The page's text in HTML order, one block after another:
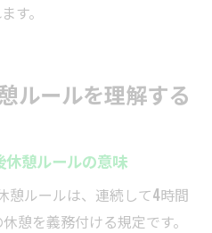
す。
ルールを理解する
休憩ルールの意味
憩ルールは、連続して4時間
憩を義務付ける規定です。